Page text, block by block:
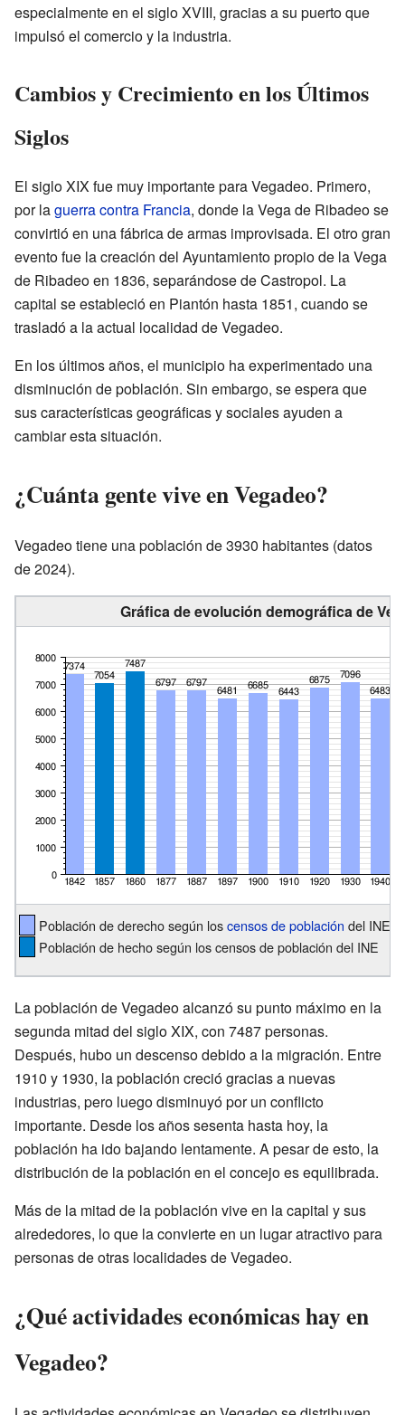
especialmente en el siglo XVIII, gracias a su puerto que
impulsó el comercio y la industria.
Cambios y Crecimiento en los Últimos
Siglos
El siglo XIX fue muy importante para Vegadeo. Primero,
por laguerra contra Francia, donde la Vega de Ribadeo se
convirtió en una fábrica de armas improvisada. El otro gran
evento fue la creación del Ayuntamiento propio de la Vega
de Ribadeo en 1836, separándose de Castropol. La
capital se estableció en Piantón hasta 1851, cuando se
trasladó a la actual localidad de Vegadeo.
En los últimos años, el municipio ha experimentado una
disminución de población. Sin embargo, se espera que
sus características geográficas y sociales ayuden a
cambiar esta situación.
¿Cuánta gente vive en Vegadeo?
Vegadeo tiene una población de 3930 habitantes (datos
de 2024).
Gráfica de evolución demográfica de
Población de derecho según loscensos de población del INE
Población de hecho según los censos de población del INE
La población de Vegadeo alcanzó su punto máximo en la
segunda mitad del siglo XIX, con 7487 personas.
Después, hubo un descenso debido a la migración. Entre
1910 y 1930, la población creció gracias a nuevas
industrias, pero luego disminuyó por un conflicto
importante. Desde los años sesenta hasta hoy, la
población ha ido bajando lentamente. A pesar de esto, la
distribución de la población en el concejo es equilibrada.
Más de la mitad de la población vive en la capital y sus
alrededores, lo que la convierte en un lugar atractivo para
personas de otras localidades de Vegadeo.
¿Qué actividades económicas hay en
Vegadeo?